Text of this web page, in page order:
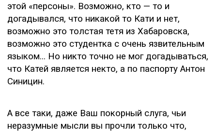
этой «персоны». Возможно, кто — то и
догадывался, что никакой то Кати и нет,
возможно это толстая тетя из Хабаровска,
возможно это студентка с очень язвительным
языком... Но никто точно не мог догадываться,
что Катей является некто, а по паспорту Антон
Синицин.
А все таки, даже Ваш покорный слуга, чьи
неразумные мысли вы прочли только что,